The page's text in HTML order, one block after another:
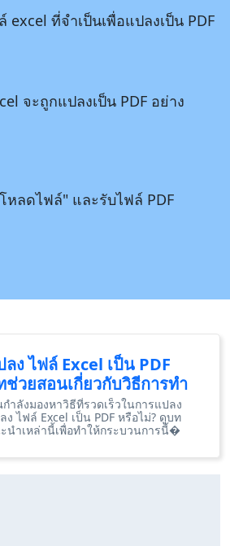
excel ที่จำเป็นเพื่อแปลงเป็น PDF
จะถูกแปลงเป็น PDF อย่าง
หลดไฟล์" และรับไฟล์ PDF
ลง ไฟล์ Excel เป็น PDF
ช่วยสอนเกี่ยวกับวิธีการทำ
ำลังมองหาวิธีที่รวดเร็วในการแปลง
ง ไฟล์ Excel เป็น PDF หรือไม่? ดูบท
นำเหล่านี้เพื่อทำให้กระบวนการนี้�